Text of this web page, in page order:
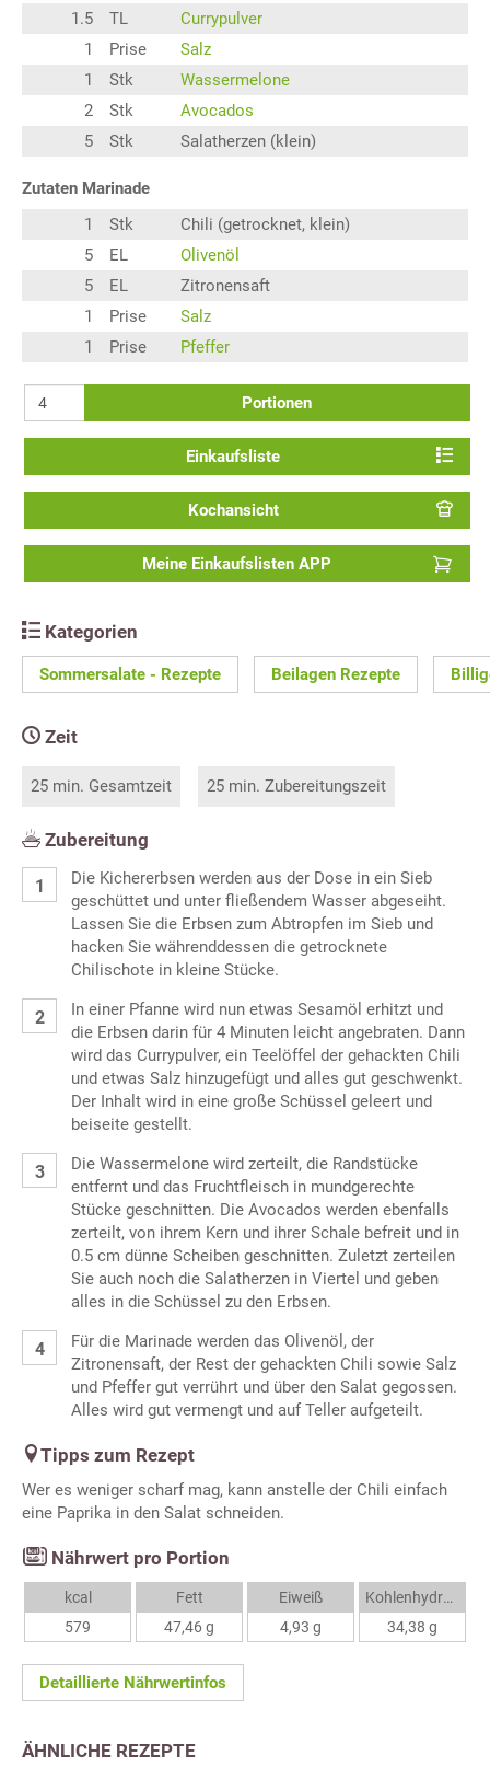
1.5
TL
Currypulver
1
Prise
Salz
1
Stk
Wassermelone
2
Stk
Avocados
5
Stk Salatherzen (klein)
Zutaten Marinade
1
Stk
Chili (getrocknet, klein)
5
EL
Olivenöl
5
EL
Zitronensaft
1
Prise
Salz
1
Prise Pfeffer
Portionen
Einkaufsliste
Kochansicht
Meine Einkaufslisten APP
Kategorien
Sommersalate - Rezepte Beilagen Rezepte
Zeit
25 min. Gesamtzeit 25 min. Zubereitungszeit
Zubereitung
Die Kichererbsen werden aus der Dose in ein Sieb
geschüttet und unter fließendem Wasser abgeseiht.
Lassen Sie die Erbsen zum Abtropfen im Sieb und
hacken Sie währenddessen die getrocknete
Chilischote in kleine Stücke.
In einer Pfanne wird nun etwas Sesamöl erhitzt und
die Erbsen darin für 4 Minuten leicht angebraten. Dann
wird das Currypulver, ein Teelöffel der gehackten Chili
und etwas Salz hinzugefügt und alles gut geschwenkt.
Der Inhalt wird in eine große Schüssel geleert und
beiseite gestellt.
Die Wassermelone wird zerteilt, die Randstücke
entfernt und das Fruchtfleisch in mundgerechte
Stücke geschnitten. Die Avocados werden ebenfalls
zerteilt, von ihrem Kern und ihrer Schale befreit und in
0.5 cm dünne Scheiben geschnitten. Zuletzt zerteilen
Sie auch noch die Salatherzen in Viertel und geben
alles in die Schüssel zu den Erbsen.
Für die Marinade werden das Olivenöl, der
Zitronensaft, der Rest der gehackten Chili sowie Salz
und Pfeffer gut verrührt und über den Salat gegossen.
Alles wird gut vermengt und auf Teller aufgeteilt.
Tipps zum Rezept
Wer es weniger scharf mag, kann anstelle der Chili einfach
eine Paprika in den Salat schneiden.
Nährwert pro Portion
kcal
579
Fett
47,46 g
Eiweiß
4,93 g
Kohlenhydrate
34,38 g
Detaillierte Nährwertinfos
ÄHNLICHE REZEPTE